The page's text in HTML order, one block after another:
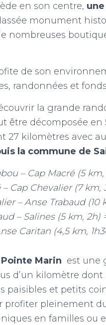
en son centre,
monument
nombreuses
de son
randonnées et
la grande
être décomposée
27 kilomètres avec
la commune de
– Cap Macré (5 km,
– Cap Chevalier (7 km,
– Anse Trabaud (10
– Salines (5 km,
Caritan (4,5 km,
Marin est une
d’un kilomètre
paisibles et petits
pleinement
en familles ou